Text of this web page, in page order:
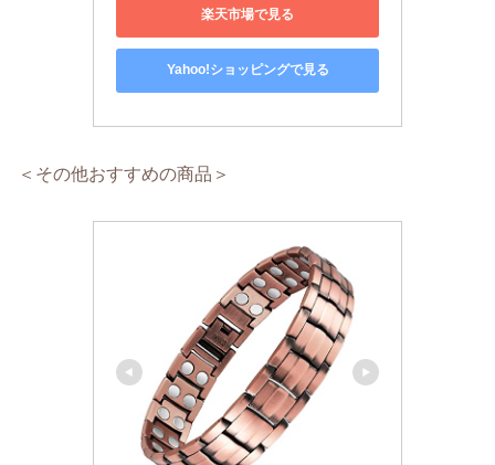
楽天市場で見る
Yahoo!ショッピングで見る
＜その他おすすめの商品＞